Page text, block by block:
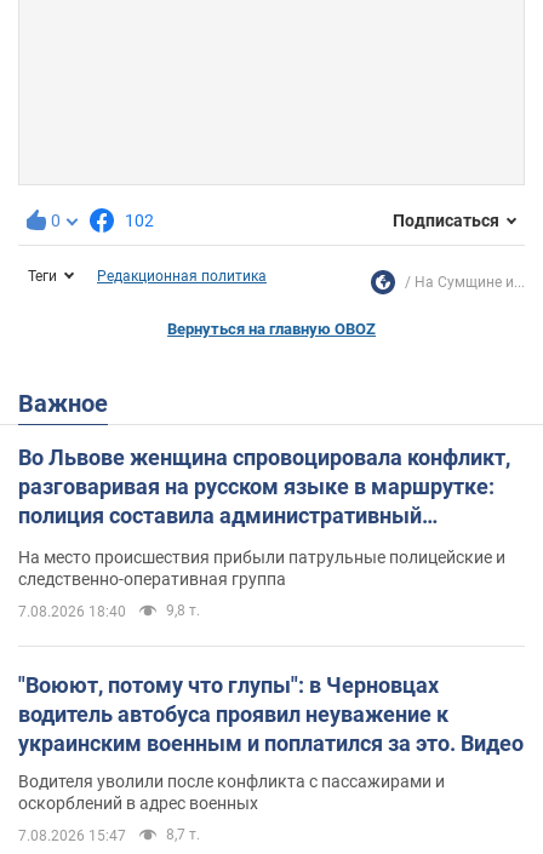
0 102 Подписаться
Теги Редакционная политика На Сумщине и...
Вернуться на главную OBOZ
Важное
Во Львове женщина спровоцировала конфликт,
разговаривая на русском языке в маршрутке:
полиция составила административный
На место происшествия прибыли патрульные полицейские и
следственно-оперативная группа
7.08.2026 18:40 9,8 т.
"Воюют, потому что глупы": в Черновцах
водитель автобуса проявил неуважение к
украинским военным и поплатился за это. Видео
Водителя уволили после конфликта с пассажирами и
оскорблений в адрес военных
7.08.2026 15:47 8,7 т.